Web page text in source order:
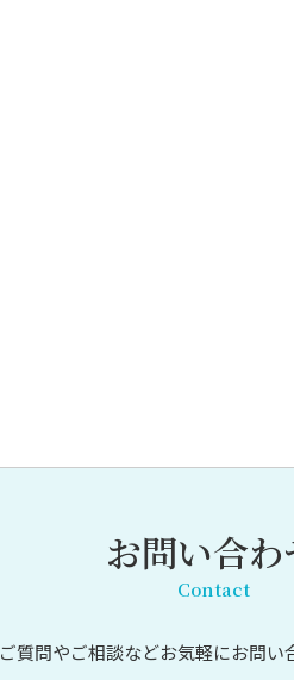
お問い合
Contact
ご質問やご相談などお気軽にお問い